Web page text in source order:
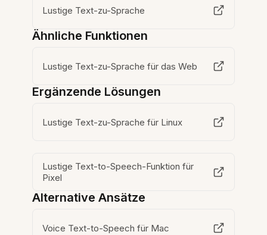
Lustige Text-zu-Sprache
Ähnliche Funktionen
Lustige Text-zu-Sprache für das Web
Ergänzende Lösungen
Lustige Text-zu-Sprache für Linux
Lustige Text-to-Speech-Funktion für
Pixel
Alternative Ansätze
Voice Text-to-Speech für Mac